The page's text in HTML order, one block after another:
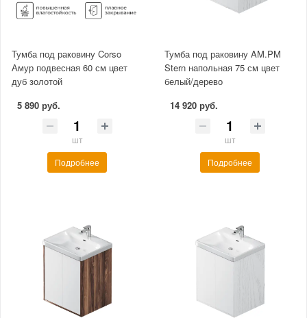
Тумба под раковину Corso
Амур подвесная 60 см цвет
дуб золотой
5 890 руб.
шт
Подробнее
Тумба под раковину AM.PM
Stern напольная 75 см цвет
белый/дерево
14 920 руб.
шт
Подробнее